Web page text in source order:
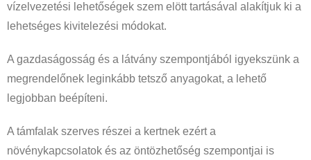
vízelvezetési lehetőségek szem elött tartásával alakítjuk ki a
lehetséges kivitelezési módokat.
A gazdaságosság és a látvány szempontjából igyekszünk a
megrendelőnek leginkább tetsző anyagokat, a lehető
legjobban beépíteni.
A támfalak szerves részei a kertnek ezért a
növénykapcsolatok és az öntözhetőség szempontjai is